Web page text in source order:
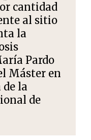
cantidad
al sitio
la
Pardo
Máster en
la
de